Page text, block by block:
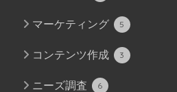
マーケティング 5
コンテンツ作成 3
ニーズ調査 6